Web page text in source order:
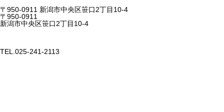
〒950-0911 新潟市中央区笹口2丁目10-4
〒950-0911
新潟市中央区笹口2丁目10-4
TEL.025-241-2113